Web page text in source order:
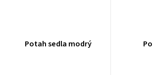
Potah sedla modrý